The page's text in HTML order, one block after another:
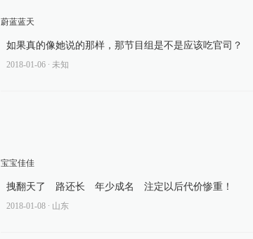
蔚蓝蓝天
如果真的像她说的那样，那节目组是不是应该吃官司？
2018-01-06 ∙ 未知
宝宝佳佳
拽翻天了 路还长 年少成名 注定以后代价惨重！
2018-01-08 ∙ 山东